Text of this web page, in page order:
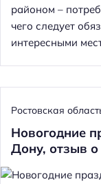
районом –
чего следует
интересными
Ростовская
Новогодние
Дону, отзыв о